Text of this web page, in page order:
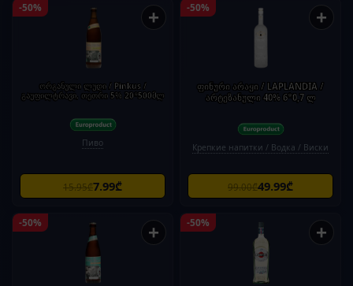
-50% +
ორგანული ლუდი / Pinkus /
გაუფილტრავი, თეთრი 5% 20*500მლ
Пиво
15.95₾7.99₾
-50% +
ფინური არაყი / LAPLANDIA /
არტეზანული 40% 6*0,7 ლ
Крепкие напитки / Водка / Виски
99.00₾49.99₾
-50% + -50% +